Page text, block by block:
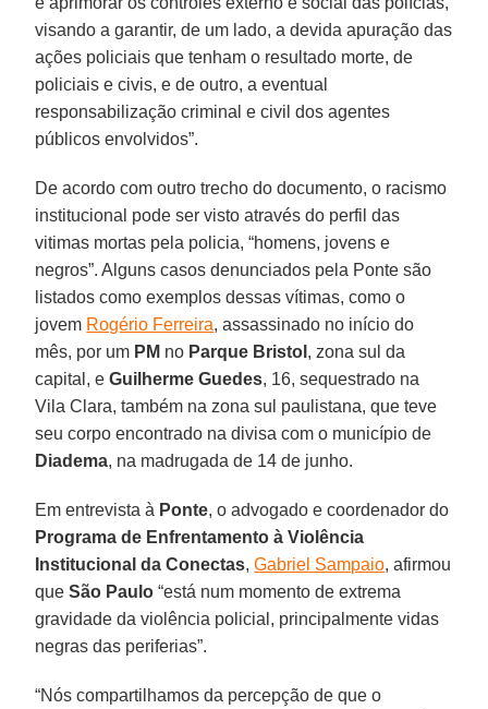
visando a garantir, de um lado, a devida apuração das
ações policiais que tenham o resultado morte, de
policiais e civis, e de outro, a eventual
responsabilização criminal e civil dos agentes
públicos envolvidos”.
De acordo com outro trecho do documento, o racismo
institucional pode ser visto através do perfil das
vitimas mortas pela policia, “homens, jovens e
negros”. Alguns casos denunciados pela Ponte são
listados como exemplos dessas vítimas, como o
jovem Rogério Ferreira, assassinado no início do
mês, por um PM no Parque Bristol , zona sul da
capital, eGuilherme Guedes, 16, sequestrado na
Vila Clara, também na zona sul paulistana, que teve
seu corpo encontrado na divisa com o município de
Diadema, na madrugada de 14 de junho.
Em entrevista à Ponte, o advogado e coordenador do
Programa de Enfrentamento à Violência
Institucional da Conectas,Gabriel Sampaio, afirmou
queSão Paulo “está num momento de extrema
gravidade da violência policial, principalmente vidas
negras das periferias”.
“Nós compartilhamos da percepção de que o